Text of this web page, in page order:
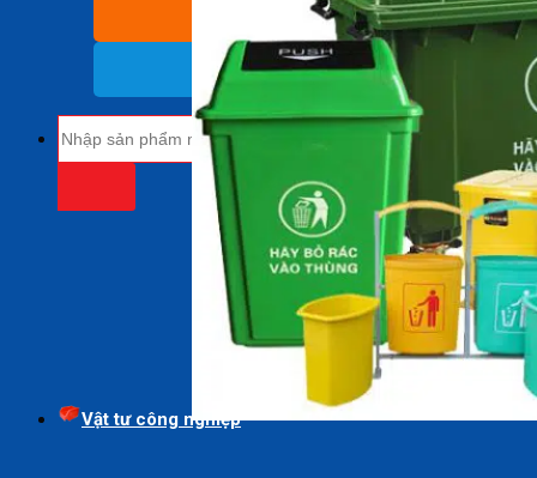
(Nhận báo giá sỉ)
18009485
(Miễn cước cuộc gọi)
kiếm:
Vật tư công nghiệp